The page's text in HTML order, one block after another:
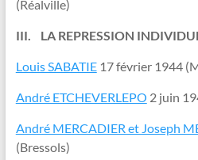
(Réalville)
III. LA REPRESSION
Louis SABATIE17 février 1944
André ETCHEVERLEPO 2 juin
André MERCADIER et Joseph
(Bressols)